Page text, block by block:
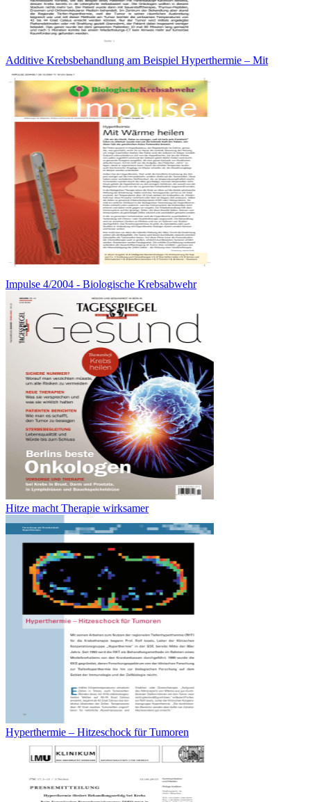
Additive Krebsbehandlung am Beispiel Hyperthermie – Mit
Impulse 4/2004 - Biologische Krebsabwehr
Hitze macht Therapie wirksamer
Hyperthermie – Hitzeschock für Tumoren